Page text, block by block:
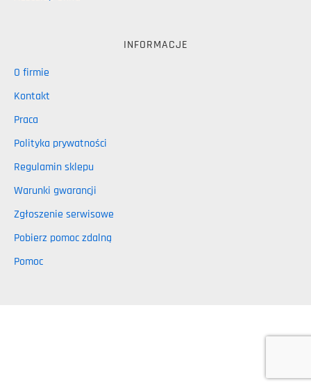
INFORMACJE
O firmie
Kontakt
Praca
Polityka prywatności
Regulamin sklepu
Warunki gwarancji
Zgłoszenie serwisowe
Pobierz pomoc zdalną
Pomoc